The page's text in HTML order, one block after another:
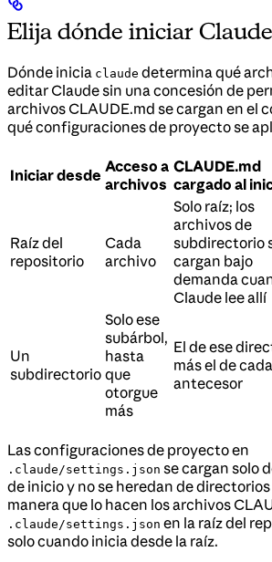
Elija dónde iniciar Claude
Dónde inicia claude determina qué
editar Claude sin una concesión de
archivos CLAUDE.md se cargan en el
qué configuraciones de proyecto se
Iniciar desde Acceso a
archivos
CLAUDE.md
cargado al
Raíz del
repositorio
Cada
archivo
Solo raíz; los
archivos de
subdirectorio
cargan bajo
demanda
Claude lee allí
Un
subdirectorio
Solo ese
subárbol,
hasta
que
otorgue
más
El de ese
más el de cada
antecesor
Las configuraciones de proyecto en
.claude/settings.json se cargan solo
de inicio y no se heredan de
manera que lo hacen los archivos
.claude/settings.json en la raíz del
solo cuando inicia desde la raíz.